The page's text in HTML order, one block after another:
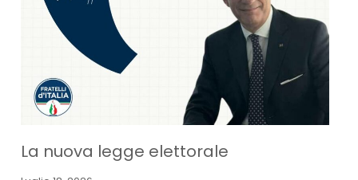
La nuova legge elettorale